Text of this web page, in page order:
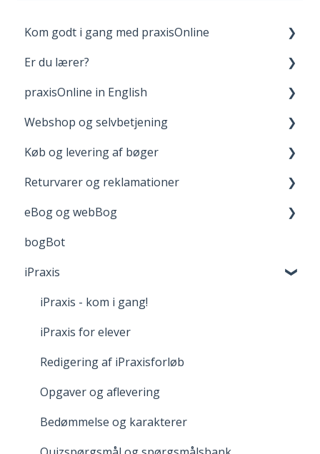
Kom godt i gang med praxisOnline
Opret bruger og login
Dine materialer på praxisOnline
Hjælp til tekniske udfordringer
Er du lærer?
Fagpakker
webBog og eBog+
boost
FGU - pædagogiske værktøjer
praxisOnline in English
Manage Your Account
Your Materials on praxisOnline
Help with Technical Issues
Webshop og selvbetjening
Opret bruger og login
Når du handler
Køb og levering af bøger
Levering
Adgang til digitale materialer
Returvarer og reklamationer
Returnering
Reklamation
Fortrydelsesret
eBog og webBog
Kom godt i gang med webBogen
bogBot
iPraxis
iPraxis - kom i gang!
iPraxis for elever
Redigering af iPraxisforløb
Opgaver og aflevering
Bedømmelse og karakterer